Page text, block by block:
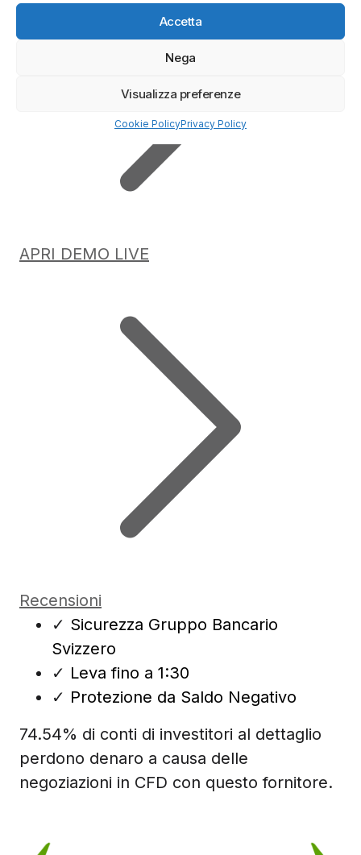
Accetta
Nega
Visualizza preferenze
Cookie PolicyPrivacy Policy
APRI DEMO LIVE
Recensioni
✓ Sicurezza Gruppo Bancario
Svizzero
✓ Leva fino a 1:30
✓ Protezione da Saldo Negativo
74.54% di conti di investitori al dettaglio
perdono denaro a causa delle
negoziazioni in CFD con questo fornitore.